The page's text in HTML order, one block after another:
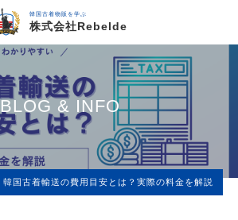
韓国古着物販を学ぶ
株式会社Rebelde
BLOG & INFO
韓国古着輸送の費用目安とは？実際の料金を解説